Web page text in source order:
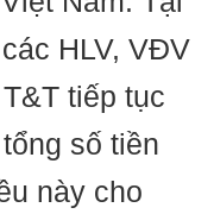
HLV, VĐV
tiếp tục
số tiền
này cho